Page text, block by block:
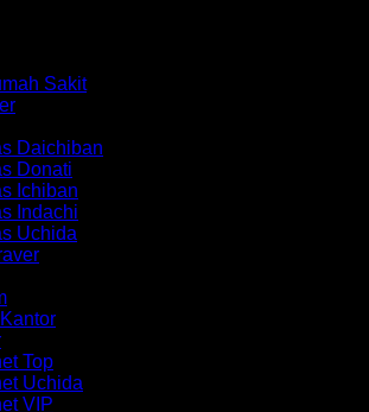
Sakit
Daichiban
Donati
Ichiban
Indachi
Uchida
Top
Uchida
VIP